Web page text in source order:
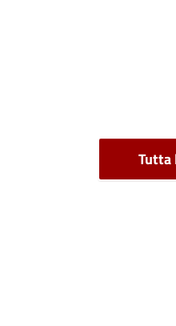
Tutta